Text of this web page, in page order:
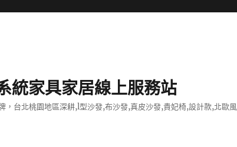
統家具家居線上服務站
，台北桃園地區深耕,l型沙發,布沙發,真皮沙發,貴妃椅,設計款,北歐